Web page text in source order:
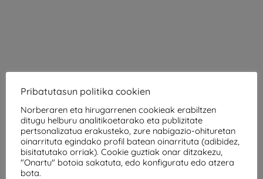
Pribatutasun politika cookien
Norberaren eta hirugarrenen cookieak erabiltzen
ditugu helburu analitikoetarako eta publizitate
pertsonalizatua erakusteko, zure nabigazio-ohituretan
oinarrituta egindako profil batean oinarrituta (adibidez,
bisitatutako orriak). Cookie guztiak onar ditzakezu,
"Onartu" botoia sakatuta, edo konfiguratu edo atzera
bota.